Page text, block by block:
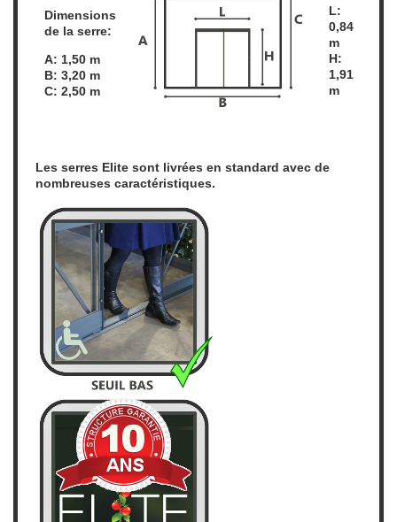
Dimensions
de la serre:
A: 1,50 m
B: 3,20 m
C: 2,50 m
L:
0,84
m
H:
1,91
m
Les serres Elite sont livrées en standard avec de
nombreuses caractéristiques.